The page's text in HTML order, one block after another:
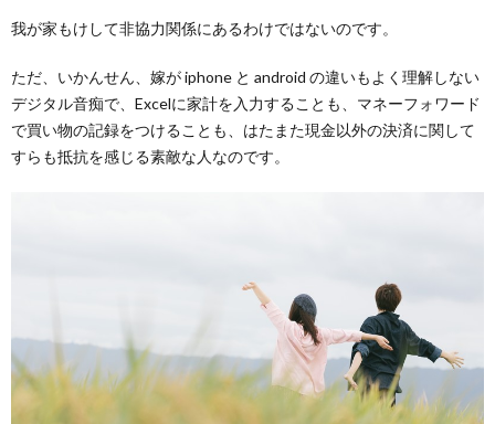
我が家もけして非協力関係にあるわけではないのです。
ただ、いかんせん、嫁が iphone と android の違いもよく理解しない
デジタル音痴で、Excelに家計を入力することも、マネーフォワード
で買い物の記録をつけることも、はたまた現金以外の決済に関して
すらも抵抗を感じる素敵な人なのです。